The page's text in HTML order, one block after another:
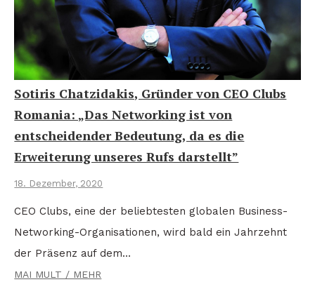
Sotiris Chatzidakis, Gründer von CEO Clubs
Romania: „Das Networking ist von
entscheidender Bedeutung, da es die
Erweiterung unseres Rufs darstellt”
18. Dezember, 2020
CEO Clubs, eine der beliebtesten globalen Business-
Networking-Organisationen, wird bald ein Jahrzehnt
der Präsenz auf dem…
MAI MULT / MEHR